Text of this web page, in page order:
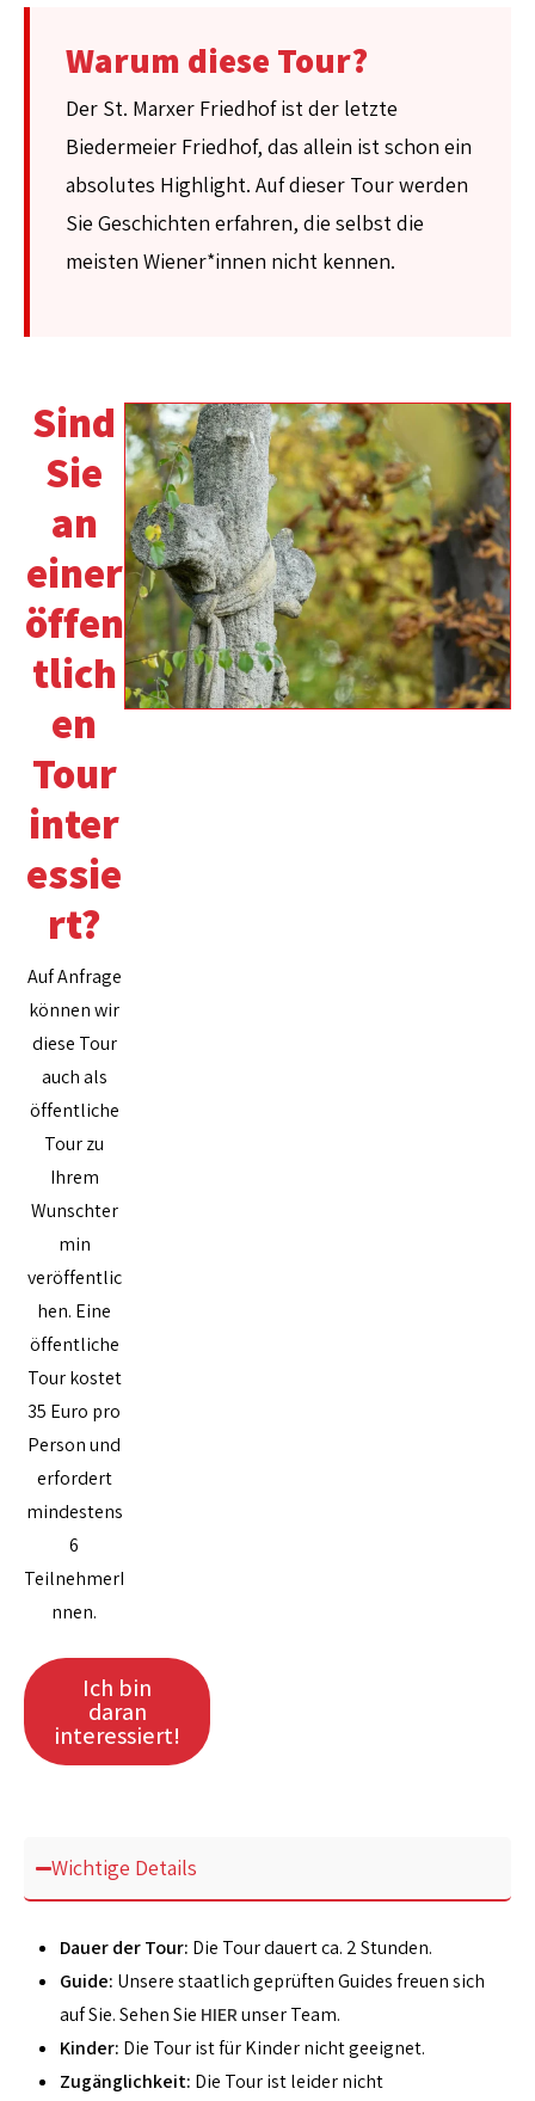
Warum diese Tour?
Der St. Marxer Friedhof ist der letzte
Biedermeier Friedhof, das allein ist schon ein
absolutes Highlight. Auf dieser Tour werden
Sie Geschichten erfahren, die selbst die
meisten Wiener*innen nicht kennen.
Sind
Sie
an
einer
öffen
tlich
en
Tour
inter
essie
rt?
Auf Anfrage
können wir
diese Tour
auch als
öffentliche
Tour zu
Ihrem
Wunschter
min
veröffentlic
hen. Eine
öffentliche
Tour kostet
35 Euro pro
Person und
erfordert
mindestens
6
TeilnehmerI
nnen.
Ich bin
daran
interessiert!
Wichtige Details
Dauer der Tour: Die Tour dauert ca. 2 Stunden.
Guide: Unsere staatlich geprüften Guides freuen sich
auf Sie. Sehen Sie HIERunser Team.
Kinder: Die Tour ist für Kinder nicht geeignet.
Zugänglichkeit: Die Tour ist leider nicht